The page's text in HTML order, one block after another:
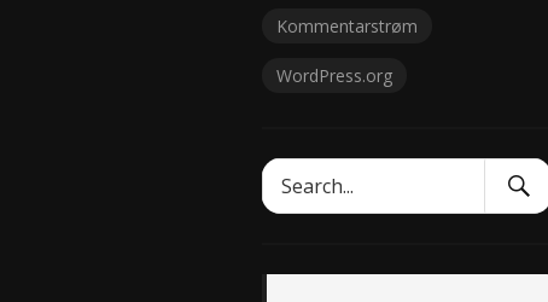
Kommentarstrøm
WordPress.org
Search
for:
Search
Submit